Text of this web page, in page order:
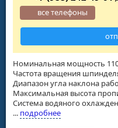
Номинальная мощность
Частота вращения
Диапазон угла наклона
Максимальная высота
Система водяного
... подробнее
все телефоны